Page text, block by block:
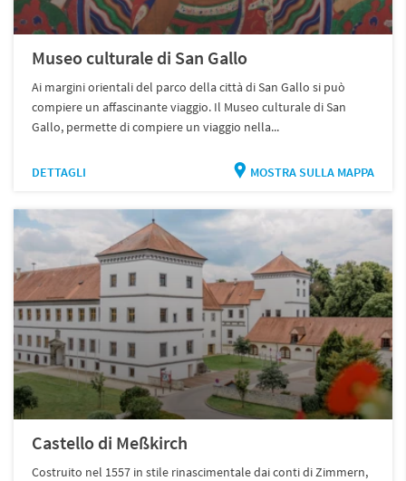
Museo culturale di San Gallo
Ai margini orientali del parco della città di San Gallo si può
compiere un affascinante viaggio. Il Museo culturale di San
Gallo, permette di compiere un viaggio nella...
DETTAGLI MOSTRA SULLA MAPPA
Castello di Meßkirch
Costruito nel 1557 in stile rinascimentale dai conti di Zimmern,